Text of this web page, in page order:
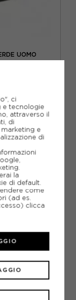
UOMO
ci
e tecnologie
attraverso il
di
e
di
la
di default.
come
(ad es.
clicca